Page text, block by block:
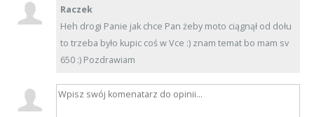
Raczek
Heh drogi Panie jak chce Pan żeby moto ciągnął od dołu
to trzeba było kupic coś w Vce :) znam temat bo mam sv
650 :) Pozdrawiam